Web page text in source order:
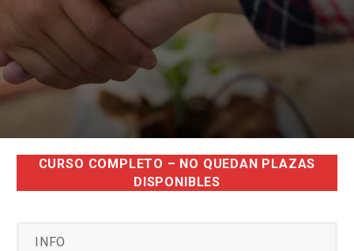
CURSO COMPLETO – NO QUEDAN PLAZAS
DISPONIBLES
INFO